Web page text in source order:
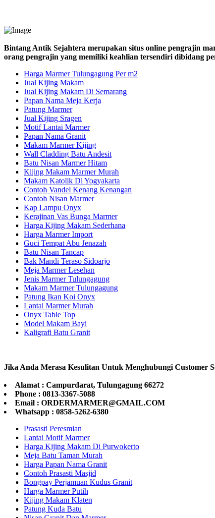
Bintang Antik Sejahtera merupakan situs online pengrajin
orang pengrajin yang memiliki keahlian tersendiri dibidang
Harga Marmer Tulungagung Per m2
Jual Kijing Makam
Jual Kijing Makam Di Semarang
Papan Nama Meja Kerja
Patung Marmer
Jual Kijing Sragen
Motif Lantai Marmer
Papan Nama Granit
Makam Marmer Kijing
Wall Cladding Batu Andesit
Batu Nisan Marmer Hitam
Kijing Makam Marmer Murah
Makam Katolik Di Yogyakarta
Contoh Vandel Kenang Kenangan
Contoh Nisan Marmer
Kap Lampu Onyx
Kerajinan Vas Bunga Marmer
Harga Kijing Makam Sederhana
Harga Marmer Import
Guci Tempat Abu Jenazah
Batu Nisan Tancap
Bak Mandi Teraso Sidoarjo
Meja Marmer Lesehan
Jenis Marmer Tulungagung
Makam Marmer Tulungagung
Patung Ikan Koi Onyx
Lantai Marmer Murah
Onyx Table Top
Model Makam Bayi
Kaligrafi Batu Granit
Jika Anda Merasa Kesulitan Untuk Menghubungi Customer
Alamat : Campurdarat, Tulungagung 66272
Phone : 0813-3367-5088
Email : ORDERMARMER@GMAIL.COM
Whatsapp : 0858-5262-6380
Prasasti Peresmian
Lantai Motif Marmer
Harga Kijing Makam Di Purwokerto
Meja Batu Taman Murah
Harga Papan Nama Granit
Contoh Prasasti Masjid
Bongpay Perjamuan Kudus Granit
Harga Marmer Putih
Kijing Makam Klaten
Patung Kuda Batu